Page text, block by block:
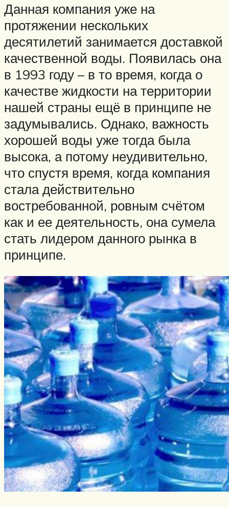
Данная компания уже на
протяжении нескольких
десятилетий занимается доставкой
качественной воды. Появилась она
в 1993 году – в то время, когда о
качестве жидкости на территории
нашей страны ещё в принципе не
задумывались. Однако, важность
хорошей воды уже тогда была
высока, а потому неудивительно,
что спустя время, когда компания
стала действительно
востребованной, ровным счётом
как и ее деятельность, она сумела
стать лидером данного рынка в
принципе.